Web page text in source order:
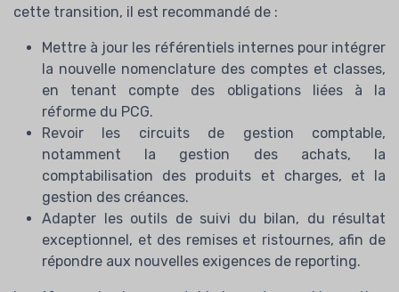
cette transition, il est recommandé de :
Mettre à jour les référentiels internes pour intégrer
la nouvelle nomenclature des comptes et classes,
en tenant compte des obligations liées à la
réforme du PCG.
Revoir les circuits de gestion comptable,
notamment la gestion des achats, la
comptabilisation des produits et charges, et la
gestion des créances.
Adapter les outils de suivi du bilan, du résultat
exceptionnel, et des remises et ristournes, afin de
répondre aux nouvelles exigences de reporting.